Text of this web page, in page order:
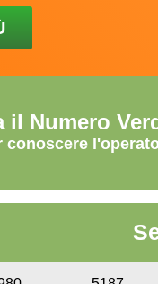
il Numero
conoscere